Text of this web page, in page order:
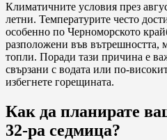
Климатичните условия през
летни. Температурите често
особенно по Черноморското
разположени във вътрешността,
топли. Поради тази причина е
свързани с водата или по-
избегнете горещината.
Как да планирате
32-ра седмица?